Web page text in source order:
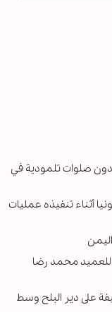
صلوات تلمودية في
أثناء تنفيذه عمليات
للعميد محمد رضا
على دير البلح وسط